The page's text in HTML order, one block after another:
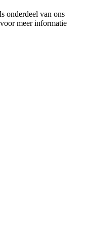
onderdeel van ons
meer informatie